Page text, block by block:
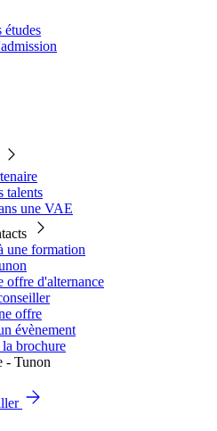
études
talents
une VAE
une formation
offre d'alternance
offre
évènement
brochure